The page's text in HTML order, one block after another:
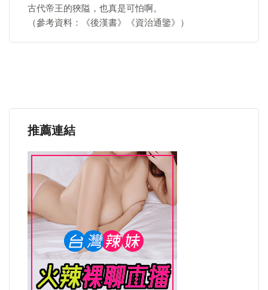
古代帝王的狹隘，也真是可怕啊。
（參考資料：《後漢書》《資治通鑒》）
推薦連結